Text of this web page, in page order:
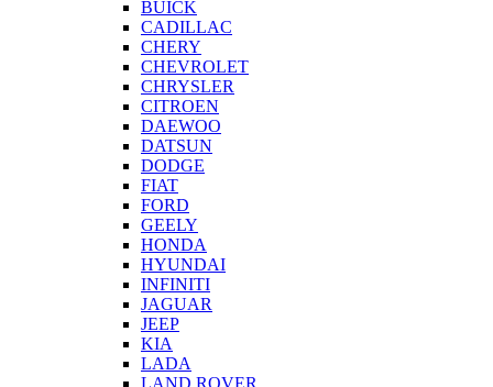
BUICK
CADILLAC
CHERY
CHEVROLET
CHRYSLER
CITROEN
DAEWOO
DATSUN
DODGE
FIAT
FORD
GEELY
HONDA
HYUNDAI
INFINITI
JAGUAR
JEEP
KIA
LADA
LAND ROVER